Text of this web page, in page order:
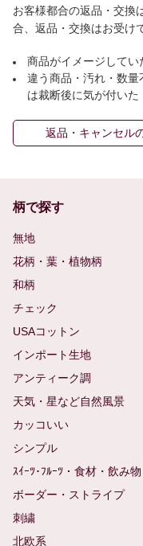
お客様都合の返品・交換
合、返品・交換はお受け
商品がイメージして
違う商品・汚れ・数量
は裁断後に気が付いた
返品・キャンセル
柄で探す
無地
花柄・葉・植物柄
和柄
チェック
USAコットン
インポート生地
アンティーク調
天気・星など自然風景
カッコいい
シンプル
ｽｲｰﾂ･ﾌﾙｰﾂ・食材・飲み物
ボーダー・ストライプ
刺繍
北欧系